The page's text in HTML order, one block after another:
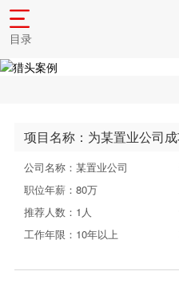
目录
项目名称：为某置业公司
公司名称：某置业公司
职位年薪：80万
推荐人数：1人
工作年限：10年以上